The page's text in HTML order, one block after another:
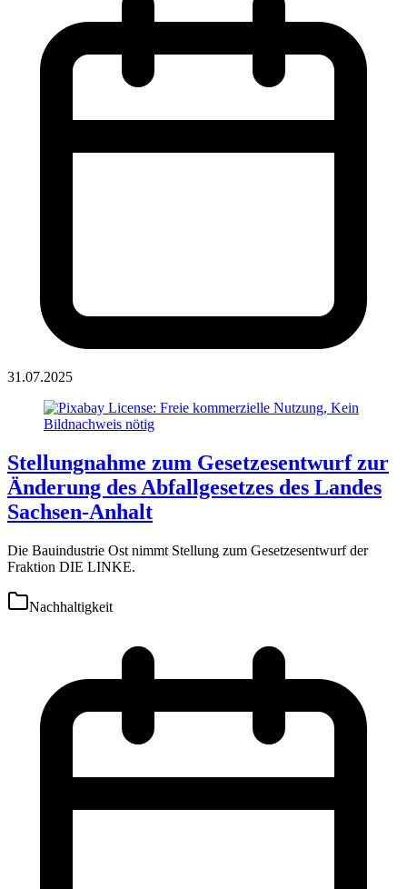
31.07.2025
Stellungnahme zum Gesetzesentwurf zur
Änderung des Abfallgesetzes des Landes
Sachsen-Anhalt
Die Bauindustrie Ost nimmt Stellung zum Gesetzesentwurf der
Fraktion DIE LINKE.
Nachhaltigkeit